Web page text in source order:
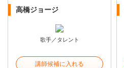
高橋ジョージ
歌手／タレント
講師候補に入れる